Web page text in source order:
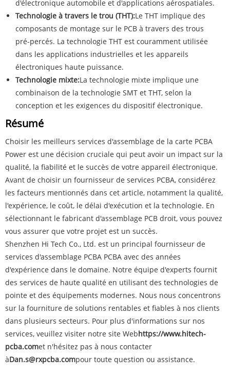
d'électronique automobile et d'applications aérospatiales.
Technologie à travers le trou (THT):Le THT implique des
composants de montage sur le PCB à travers des trous
pré-percés. La technologie THT est couramment utilisée
dans les applications industrielles et les appareils
électroniques haute puissance.
Technologie mixte:La technologie mixte implique une
combinaison de la technologie SMT et THT, selon la
conception et les exigences du dispositif électronique.
Résumé
Choisir les meilleurs services d'assemblage de la carte PCBA
Power est une décision cruciale qui peut avoir un impact sur la
qualité, la fiabilité et le succès de votre appareil électronique.
Avant de choisir un fournisseur de services PCBA, considérez
les facteurs mentionnés dans cet article, notamment la qualité,
l'expérience, le coût, le délai d'exécution et la technologie. En
sélectionnant le fabricant d'assemblage PCB droit, vous pouvez
vous assurer que votre projet est un succès.
Shenzhen Hi Tech Co., Ltd. est un principal fournisseur de
services d'assemblage PCBA PCBA avec des années
d'expérience dans le domaine. Notre équipe d'experts fournit
des services de haute qualité en utilisant des technologies de
pointe et des équipements modernes. Nous nous concentrons
sur la fourniture de solutions rentables et fiables à nos clients
dans plusieurs secteurs. Pour plus d'informations sur nos
services, veuillez visiter notre site Webhttps://www.hitech-
pcba.comet n'hésitez pas à nous contacter
àDan.s@rxpcba.compour toute question ou assistance.